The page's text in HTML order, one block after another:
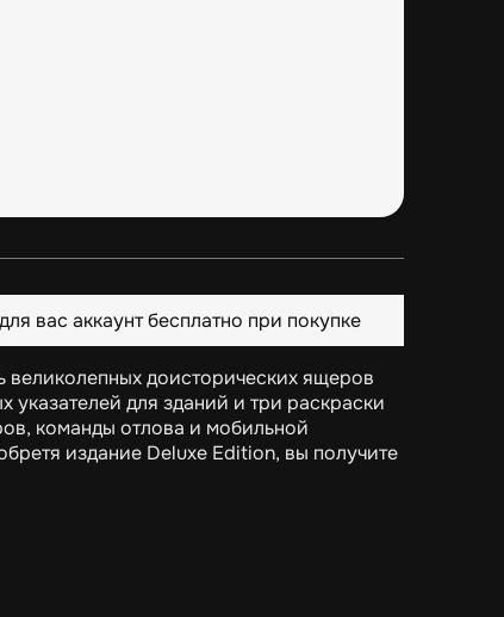
вас аккаунт бесплатно при покупке
великолепных доисторических ящеров
для зданий и три раскраски
команды отлова и мобильной
издание Deluxe Edition, вы получите